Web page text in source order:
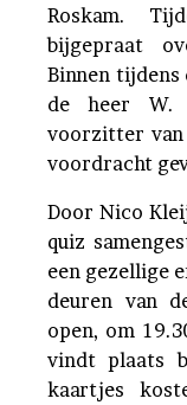
Roskam.
bijgepraat
Binnen
de heer W.
voorzitter van
voordracht
Door Nico
quiz
een gezellige
deuren van
open, om
vindt plaats
kaartjes